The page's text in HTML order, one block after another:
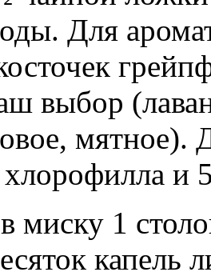
Для
выбор
мятное).
и
миску 1